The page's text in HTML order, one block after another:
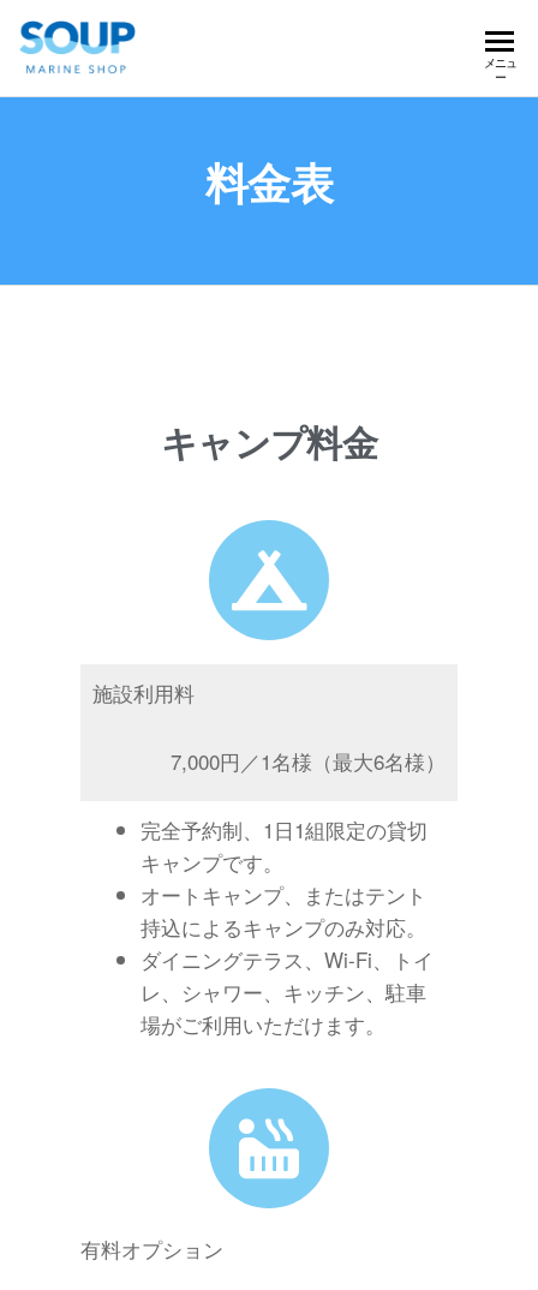
SHOP
SOUP
ンシ
三豊
市）
メニュ
ー
料金表
キャンプ料金
施設利用料
7,000円／1名様（最大6名様）
完全予約制、1日1組限定の貸切
キャンプです。
オートキャンプ、またはテント
持込によるキャンプのみ対応。
ダイニングテラス、Wi-Fi、トイ
レ、シャワー、キッチン、駐車
場がご利用いただけます。
有料オプション